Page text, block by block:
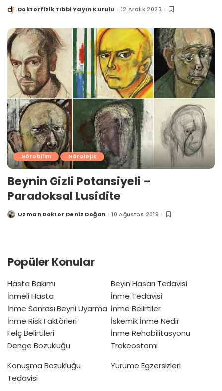
PostedDoktorfizik Tıbbi Yayın Kurulu 12 Aralık 2023
Nörobilim Nörolojik
Beynin Gizli Potansiyeli –
Paradoksal Lusidite
PostedUzman Doktor Deniz Doğan 10 Ağustos 2019
Popüler Konular
Hasta Bakımı
İnmeli Hasta
İnme Sonrası Beyni Uyarma
İnme Risk Faktörleri
Felç Belirtileri
Denge Bozukluğu
Beyin Hasarı Tedavisi
İnme Tedavisi
İnme Belirtiler
İskemik İnme Nedir
İnme Rehabilitasyonu
Trakeostomi
Konuşma Bozukluğu
Tedavisi
Yürüme Egzersizleri